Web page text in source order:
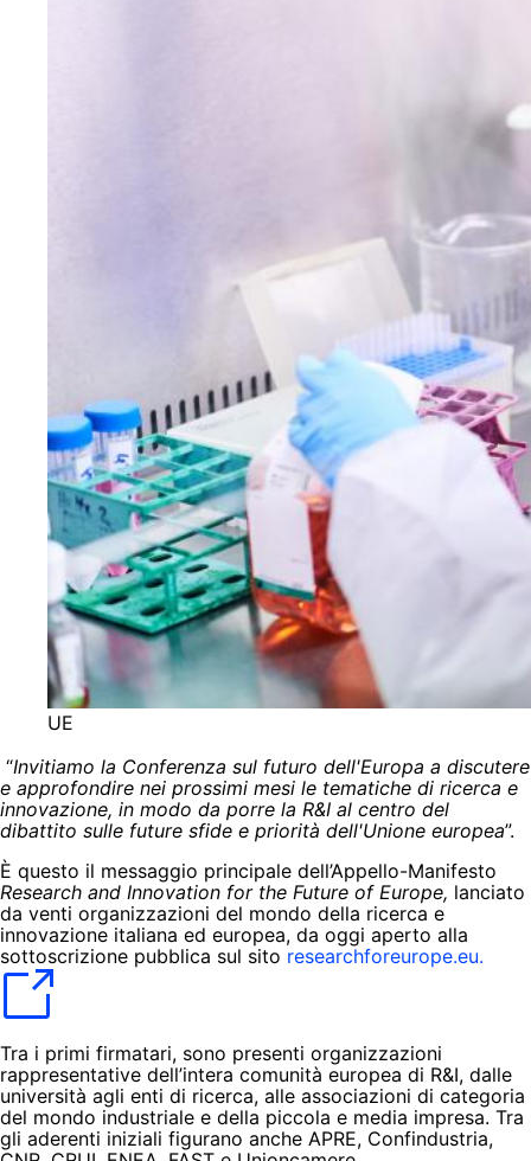
UE
“Invitiamo la Conferenza sul futuro dell'Europa a discutere
e approfondire nei prossimi mesi le tematiche di ricerca e
innovazione, in modo da porre la R&I al centro del
dibattito sulle future sfide e priorità dell'Unione europea”.
È questo il messaggio principale dell’Appello-Manifesto
Research and Innovation for the Future of Europe, lanciato
da venti organizzazioni del mondo della ricerca e
innovazione italiana ed europea, da oggi aperto alla
sottoscrizione pubblica sul sito researchforeurope.eu.
Tra i primi firmatari, sono presenti organizzazioni
rappresentative dell’intera comunità europea di R&I, dalle
università agli enti di ricerca, alle associazioni di categoria
del mondo industriale e della piccola e media impresa. Tra
gli aderenti iniziali figurano anche APRE, Confindustria,